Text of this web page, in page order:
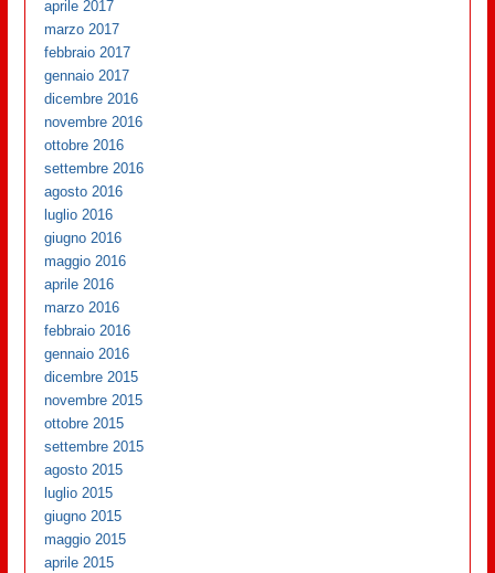
aprile 2017
marzo 2017
febbraio 2017
gennaio 2017
dicembre 2016
novembre 2016
ottobre 2016
settembre 2016
agosto 2016
luglio 2016
giugno 2016
maggio 2016
aprile 2016
marzo 2016
febbraio 2016
gennaio 2016
dicembre 2015
novembre 2015
ottobre 2015
settembre 2015
agosto 2015
luglio 2015
giugno 2015
maggio 2015
aprile 2015